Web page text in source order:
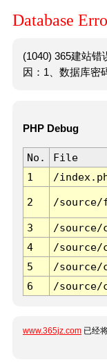
Database
(1040) 365建站
因：1、数据库密
PHP Debug
No. File
1
/
2 /source/
3 /source/
4
/source/
5
/source/
6
/source/
www.365jz.com 已经